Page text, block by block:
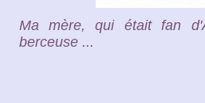
Ma mère, qui était fan
berceuse ...